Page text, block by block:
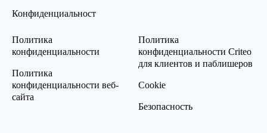
Конфиденциальност
Политика
конфиденциальности
Политика
конфиденциальности веб-
сайта
Политика
конфиденциальности Criteo
для клиентов и паблишеров
Cookie
Безопасность